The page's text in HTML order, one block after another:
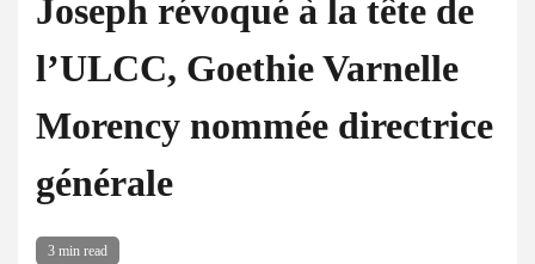
Joseph révoqué à la tête de
l’ULCC, Goethie Varnelle
Morency nommée directrice
générale
3 min read